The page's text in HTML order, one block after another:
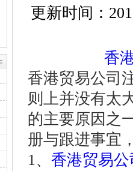
更新时间：
香
香港贸易公司
则上并没有太
的主要原因之
册与跟进事宜
1、 香港贸易